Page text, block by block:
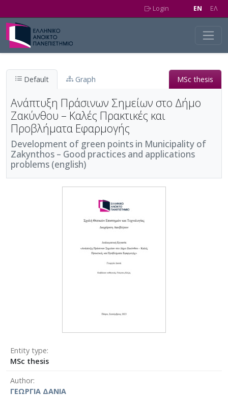
Login EN EΛ
Default Graph MSc thesis
Ανάπτυξη Πράσινων Σημείων στο Δήμο
Ζακύνθου – Καλές Πρακτικές και
Προβλήματα Εφαρμογής
Development of green points in Municipality of
Zakynthos – Good practices and applications
problems (english)
Entity type
MSc thesis
Author
ΓΕΩΡΓΙΑ ΔΑΝΙΑ